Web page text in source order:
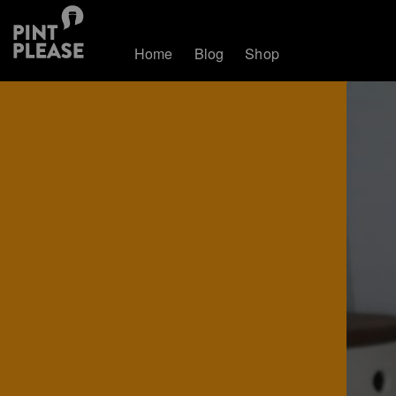
Home Blog Shop